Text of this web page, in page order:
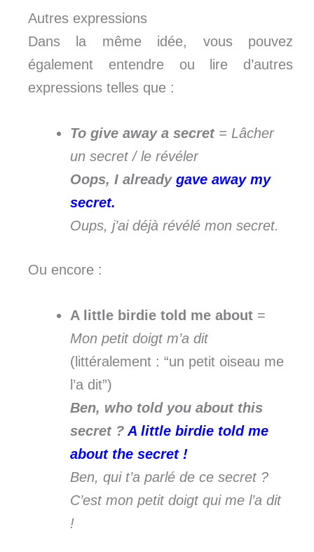
Autres expressions
Dans la même idée, vous pouvez
également entendre ou lire d’autres
expressions telles que :
To give away a secret= Lâcher
un secret / le révéler
Oops, I already gave away my
secret.
Oups, j’ai déjà révélé mon secret.
Ou encore :
A little birdie told me about =
Mon petit doigt m’a dit
(littéralement : “un petit oiseau me
l’a dit”)
Ben, who told you about this
secret ? A little birdie told me
about the secret !
Ben, qui t’a parlé de ce secret ?
C’est mon petit doigt qui me l’a dit
!